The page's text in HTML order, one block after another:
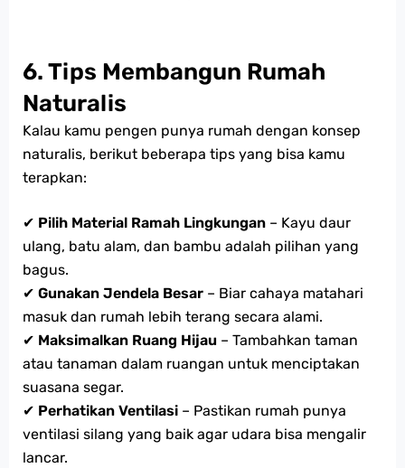
6. Tips Membangun Rumah
Naturalis
Kalau kamu pengen punya rumah dengan konsep
naturalis, berikut beberapa tips yang bisa kamu
terapkan:
✔ Pilih Material Ramah Lingkungan – Kayu daur
ulang, batu alam, dan bambu adalah pilihan yang
bagus.
✔ Gunakan Jendela Besar – Biar cahaya matahari
masuk dan rumah lebih terang secara alami.
✔ Maksimalkan Ruang Hijau – Tambahkan taman
atau tanaman dalam ruangan untuk menciptakan
suasana segar.
✔ Perhatikan Ventilasi – Pastikan rumah punya
ventilasi silang yang baik agar udara bisa mengalir
lancar.